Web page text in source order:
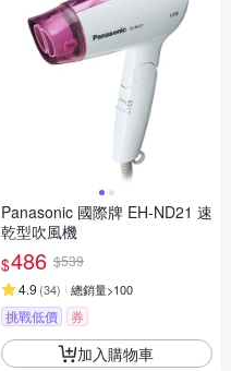
Panasonic 國際牌 EH-ND21 速
乾型吹風機
$486 $539
4.9 (34) 總銷量>100
挑戰低價 券
加入購物車